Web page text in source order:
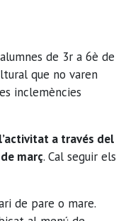
de 3r a 6è de
que no varen
inclemències
a través del
març. Cal seguir els
de pare o mare.